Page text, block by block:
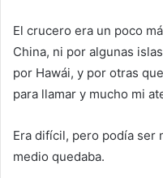
El crucero era un poco
China, ni por algunas
por Hawái, y por otras
para llamar y mucho mi
Era difícil, pero podía ser
medio quedaba.